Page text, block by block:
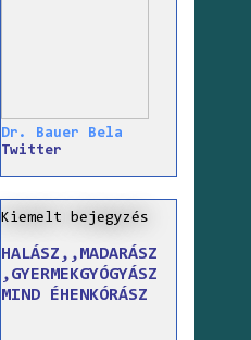
Dr. Bauer Bela
Twitter
Kiemelt bejegyzés
HALÁSZ,,MADARÁSZ
,GYERMEKGYÓGYÁSZ
MIND ÉHENKÓRÁSZ